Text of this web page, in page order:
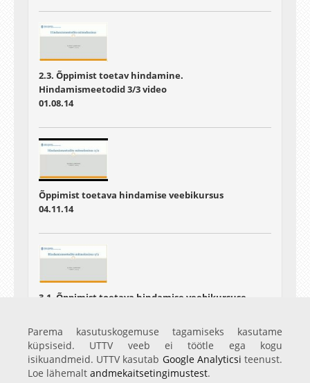
2.3. Õppimist toetav hindamine.
Hindamismeetodid 3/3 video
01.08.14
Õppimist toetava hindamise veebikursus
04.11.14
3.1. Õppimist toetava hindamise veebikursuse
28.03.15
Parema kasutuskogemuse tagamiseks kasutame
küpsiseid. UTTV veeb ei töötle ega kogu
isikuandmeid. UTTV kasutab Google Analyticsi teenust.
Loe lähemalt andmekaitsetingimustest.